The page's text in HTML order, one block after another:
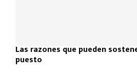
Las razones que pueden
puesto